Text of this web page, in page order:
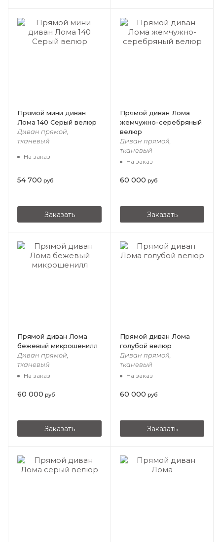
Прямой мини диван
Лома 140 Серый велюр
Диван прямой,
тканевый
На заказ
54 700 руб
Заказать
Прямой диван Лома
жемчужно-серебряный
велюр
Диван прямой,
тканевый
На заказ
60 000 руб
Заказать
Прямой диван Лома
бежевый микрошенилл
Диван прямой,
тканевый
На заказ
60 000 руб
Заказать
Прямой диван Лома
голубой велюр
Диван прямой,
тканевый
На заказ
60 000 руб
Заказать